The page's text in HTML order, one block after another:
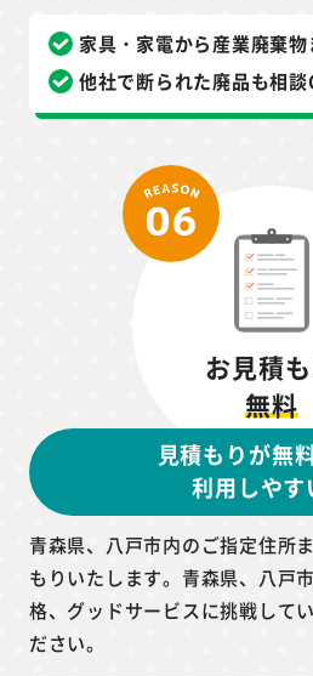
家具・家電から産業廃棄物
他社で断られた廃品も相談
お見積
無料
見積もりが無
利用しやす
青森県、八戸市内のご指定住所
もりいたします。青森県、八戸
格、グッドサービスに挑戦して
ださい。